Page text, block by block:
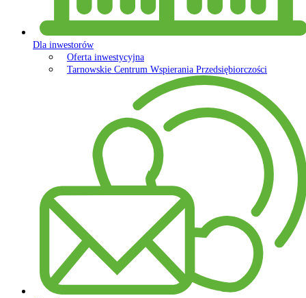
Dla inwestorów
Oferta inwestycyjna
Tarnowskie Centrum Wspierania Przedsiębiorczości